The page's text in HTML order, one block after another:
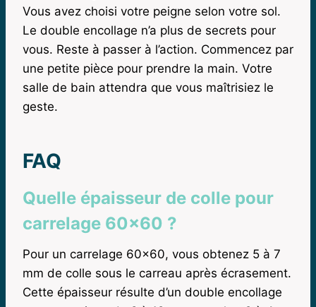
Vous avez choisi votre peigne selon votre sol.
Le double encollage n’a plus de secrets pour
vous. Reste à passer à l’action. Commencez par
une petite pièce pour prendre la main. Votre
salle de bain attendra que vous maîtrisiez le
geste.
FAQ
Quelle épaisseur de colle pour
carrelage 60×60 ?
Pour un carrelage 60×60, vous obtenez 5 à 7
mm de colle sous le carreau après écrasement.
Cette épaisseur résulte d’un double encollage